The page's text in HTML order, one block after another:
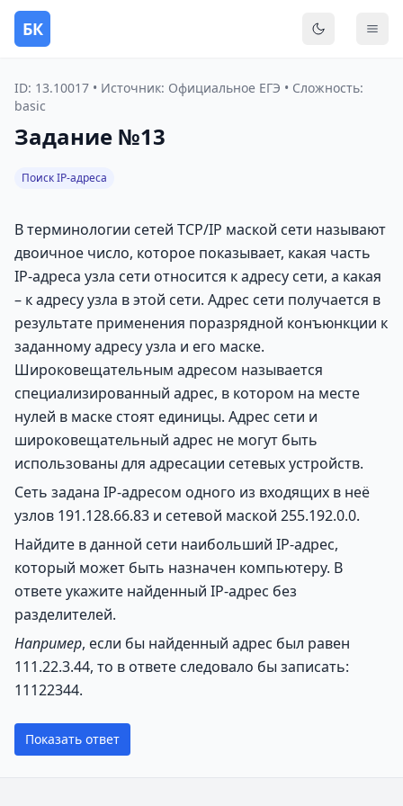
БК
ID: 13.10017 • Источник: Официальное ЕГЭ • Сложность:
basic
Задание №13
Поиск IP-адреса
В терминологии сетей TCP/IP маской сети называют
двоичное число, которое показывает, какая часть
IP-адреса узла сети относится к адресу сети, а какая
– к адресу узла в этой сети. Адрес сети получается в
результате применения поразрядной конъюнкции к
заданному адресу узла и его маске.
Широковещательным адресом называется
специализированный адрес, в котором на месте
нулей в маске стоят единицы. Адрес сети и
широковещательный адрес не могут быть
использованы для адресации сетевых устройств.
Сеть задана IP-адресом одного из входящих в неё
узлов 191.128.66.83 и сетевой маской 255.192.0.0.
Найдите в данной сети наибольший IP-адрес,
который может быть назначен компьютеру. В
ответе укажите найденный IP-адрес без
разделителей.
Например, если бы найденный адрес был равен
111.22.3.44, то в ответе следовало бы записать:
11122344.
Показать ответ